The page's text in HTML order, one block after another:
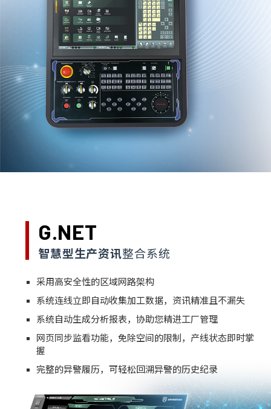
G.NET
智慧型生产资讯整合系统
采用高安全性的区域网路架构
系统连线立即自动收集加工数据，资讯精准且不漏失
系统自动生成分析报表，协助您精进工厂管理
网页同步监看功能，免除空间的限制，产线状态即时掌
握
完整的异警履历，可轻松回溯异警的历史纪录